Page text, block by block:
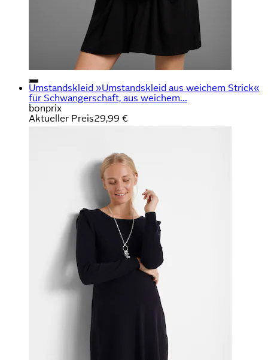
Umstandskleid »Umstandskleid aus weichem Strick«
für Schwangerschaft, aus weichem...
bonprix
Aktueller Preis29,99 €